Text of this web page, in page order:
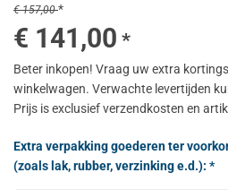
€ 157,00*
€ 141,00 *
Beter inkopen! Vraag uw extra
winkelwagen. Verwachte levertijden
Prijs is exclusief verzendkosten en
Extra verpakking goederen ter
(zoals lak, rubber, verzinking e.d.): *